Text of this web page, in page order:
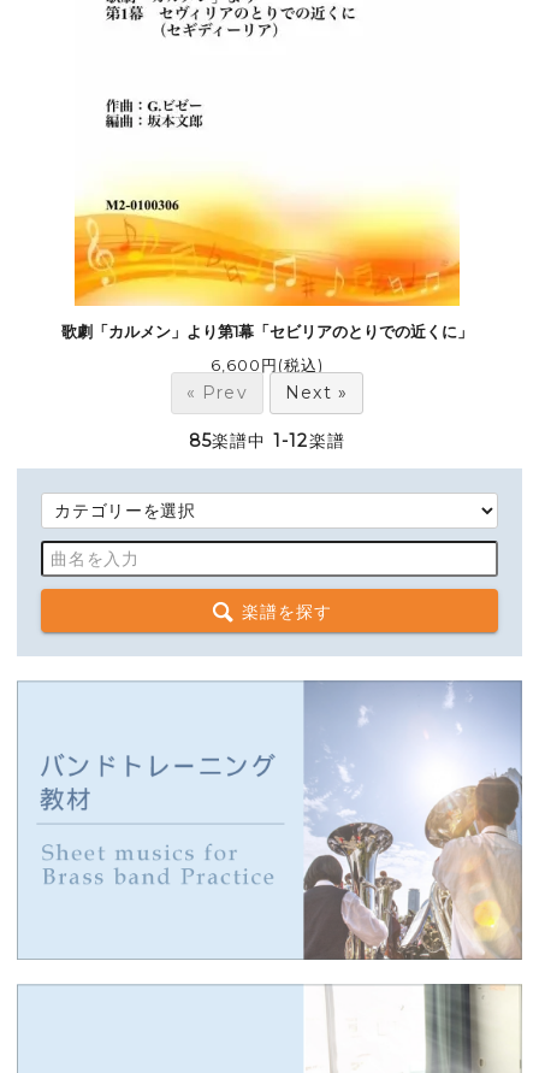
歌劇「カルメン」より第1幕「セビリアのとりでの近くに」
6,600円(税込)
« Prev Next »
85楽譜中 1-12楽譜
楽譜を探す